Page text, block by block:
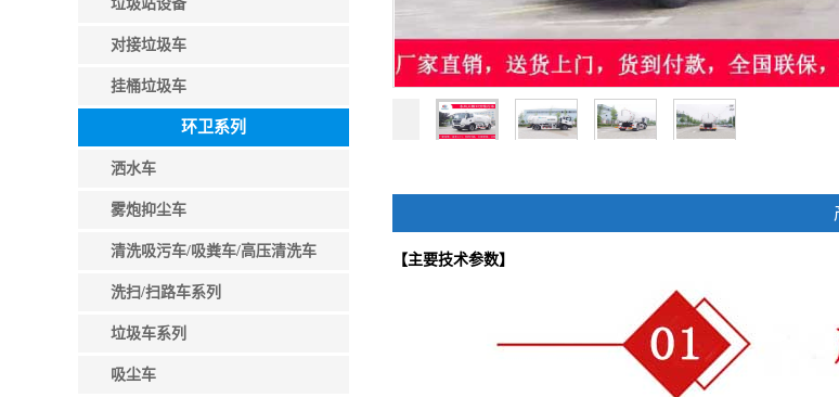
垃圾站设备
对接垃圾车
挂桶垃圾车
环卫系列
洒水车
雾炮抑尘车
清洗吸污车/吸粪车/高压清洗车
洗扫/扫路车系列
垃圾车系列
吸尘车
【主要技术参数】